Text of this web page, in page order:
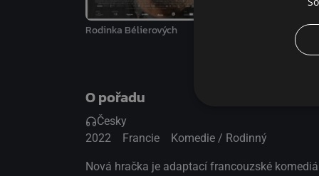
Rodinka Bélierových
O pořadu
Česky
2022
Francie Komedie / Rodinný
Nová hračka je adaptací francouzské